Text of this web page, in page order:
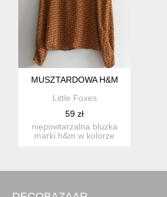
MUSZTARDOWA H&M
Little Foxes
59 zł
niepowtarzalna bluzka
marki h&m w kolorze